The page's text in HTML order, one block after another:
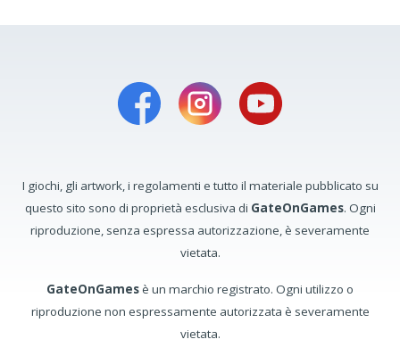
I giochi, gli artwork, i regolamenti e tutto il materiale pubblicato su
questo sito sono di proprietà esclusiva di GateOnGames. Ogni
riproduzione, senza espressa autorizzazione, è severamente
vietata.
GateOnGamesè un marchio registrato. Ogni utilizzo o
riproduzione non espressamente autorizzata è severamente
vietata.